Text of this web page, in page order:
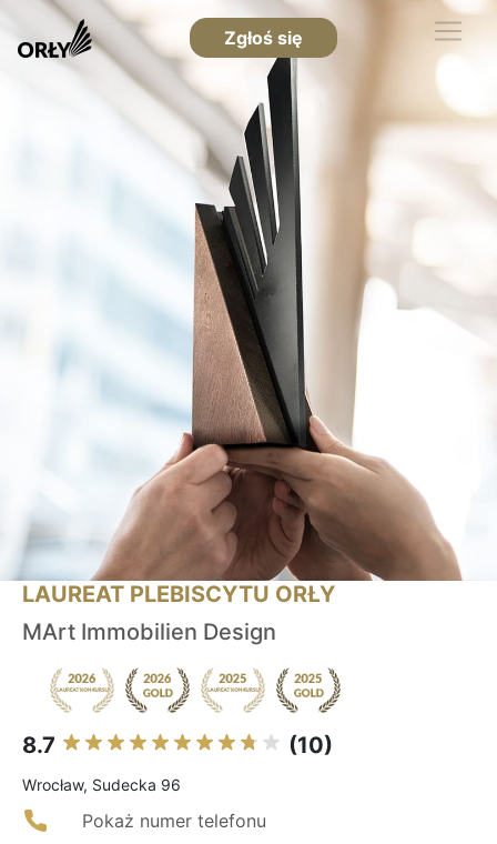
Zgłoś się
LAUREAT PLEBISCYTU ORŁY
MArt Immobilien Design
8.7 (10)
Wrocław, Sudecka 96
Pokaż numer telefonu